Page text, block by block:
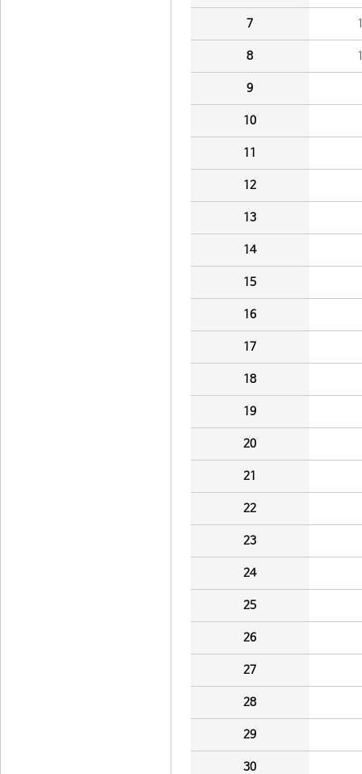
7
8
9
10
11
12
13
14
15
16
17
18
19
20
21
22
23
24
25
26
27
28
29
30